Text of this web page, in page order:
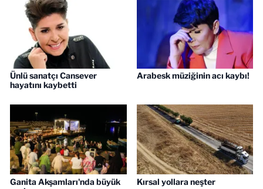
Ünlü sanatçı Cansever
hayatını kaybetti
Arabesk müziğinin acı kaybı!
Ganita Akşamları'nda büyük
Kırsal yollara neşter